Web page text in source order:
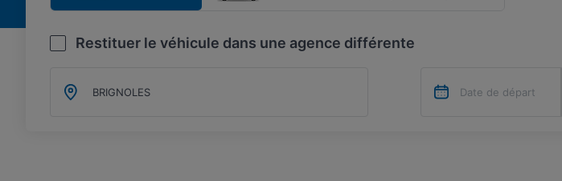
Restituer le véhicule dans une agence différente